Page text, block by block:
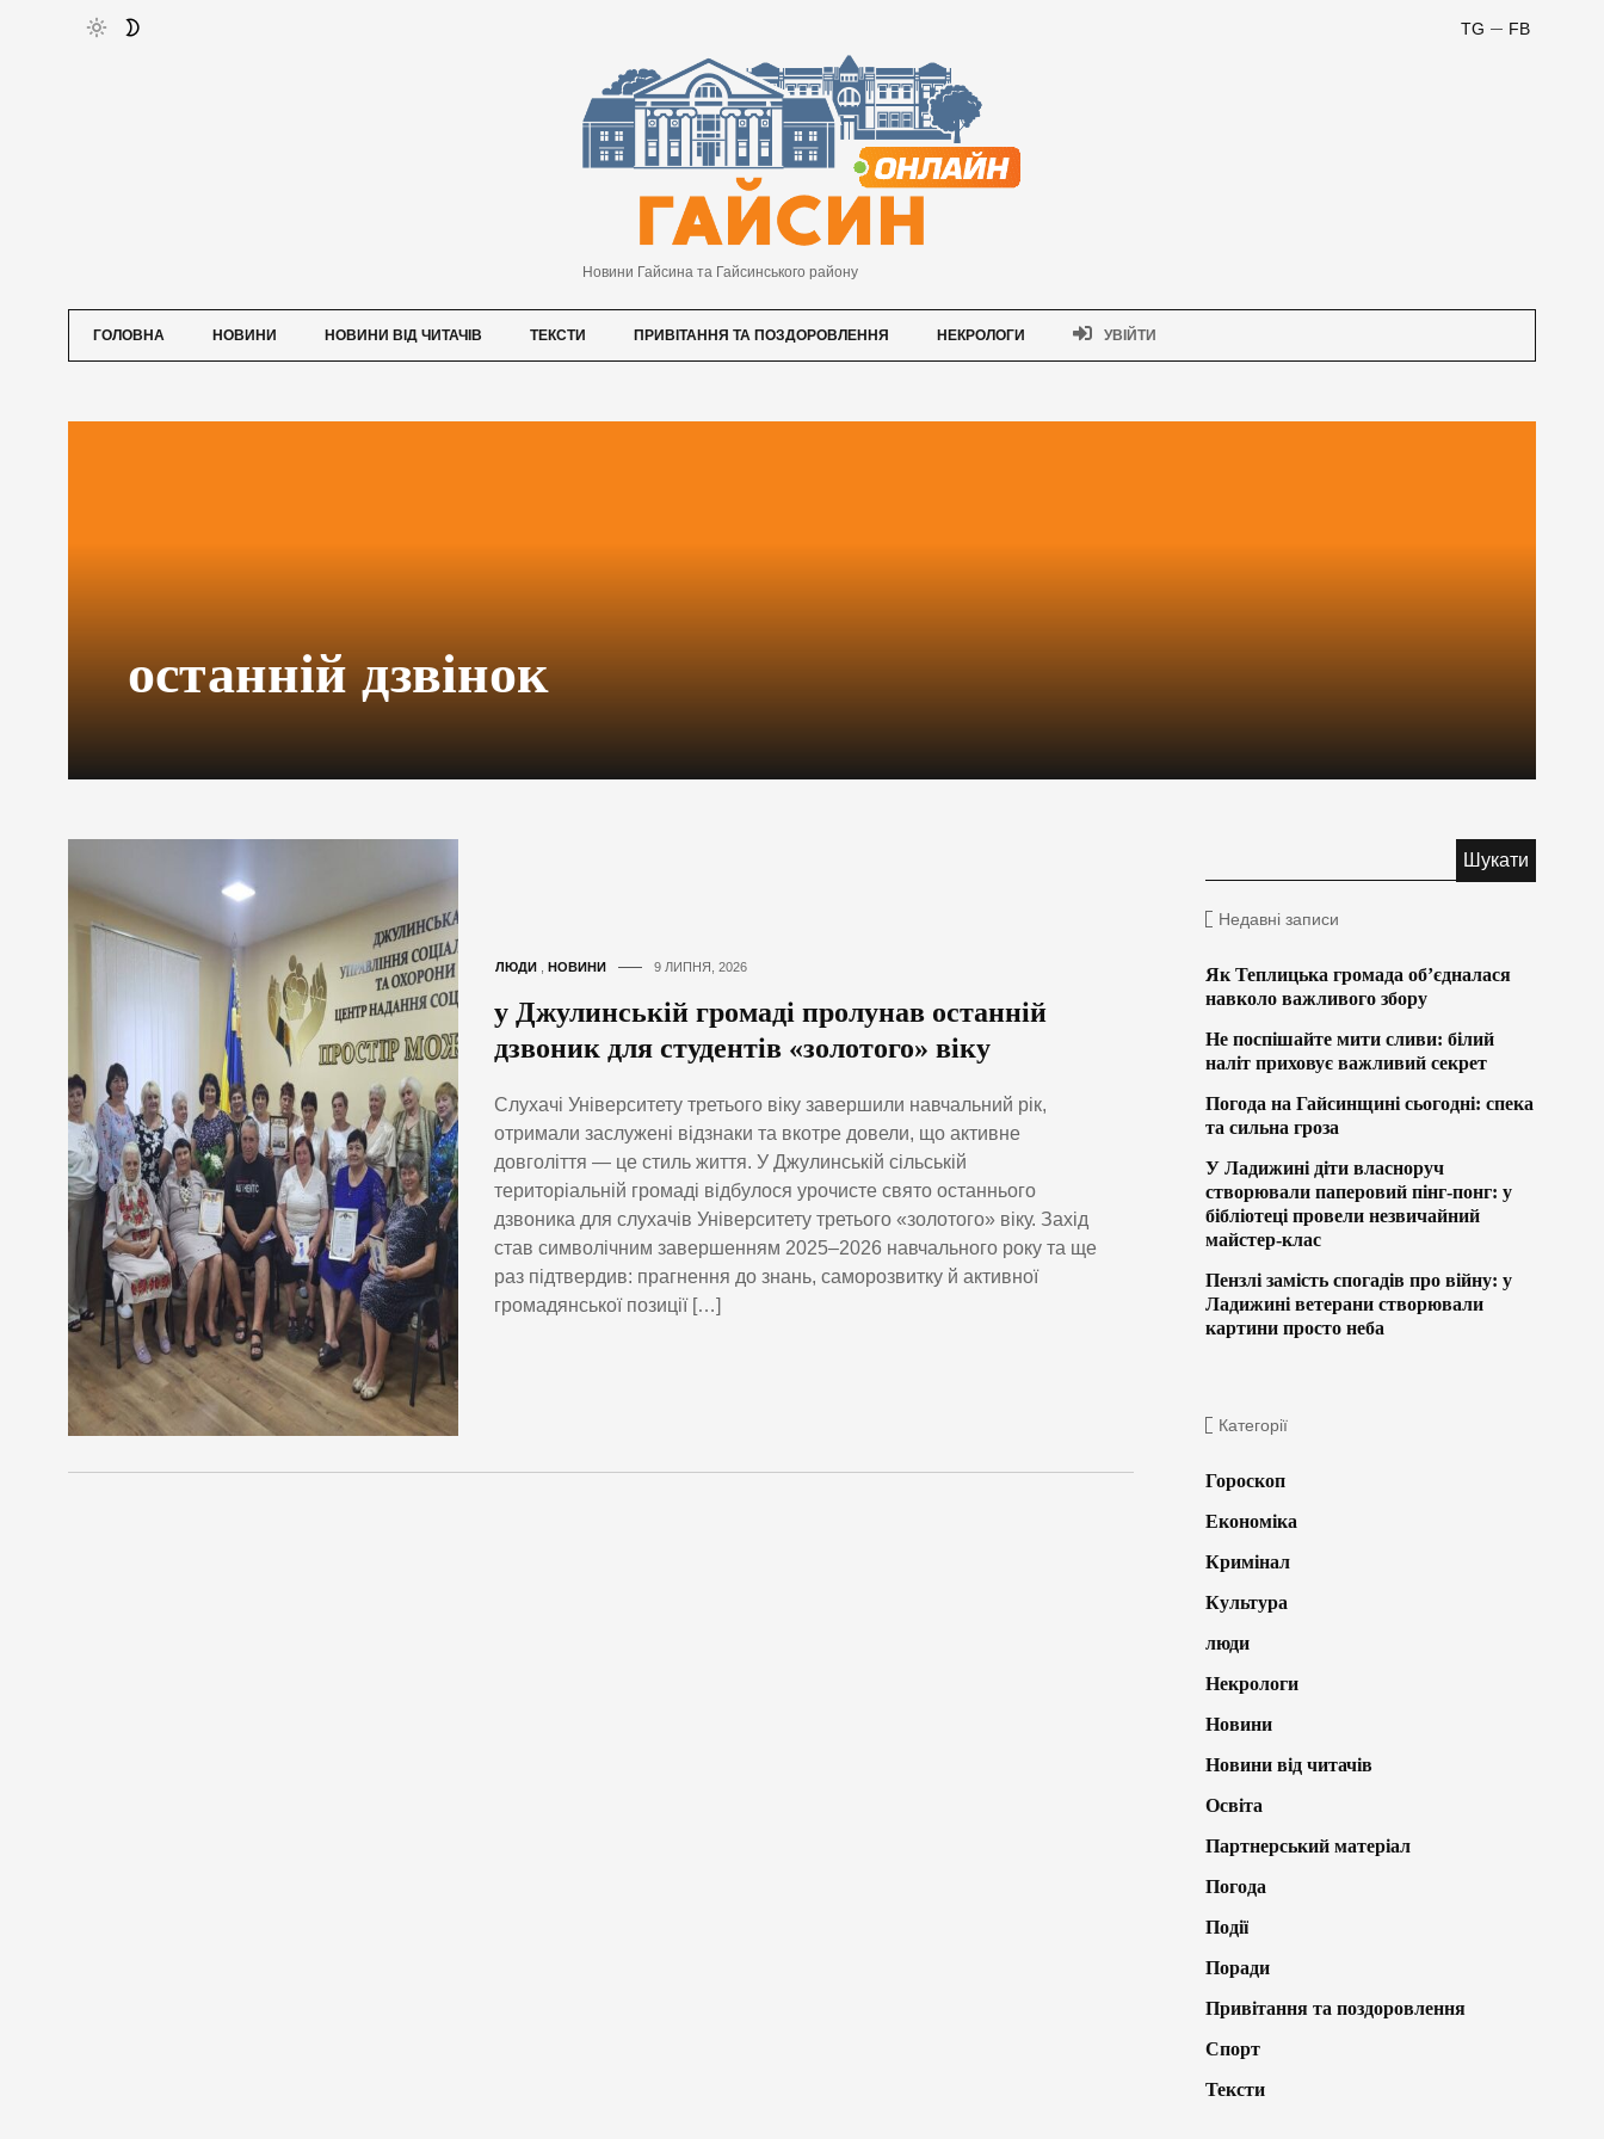
FB
TG
Новини Гайсина та Гайсинського району
ГОЛОВНА НОВИНИ НОВИНИ ВІД ЧИТАЧІВ ТЕКСТИ ПРИВІТАННЯ ТА ПОЗДОРОВЛЕННЯ НЕКРОЛОГИ УВІЙТИ
останній дзвінок
ЛЮДИ НОВИНИ 9 ЛИПНЯ, 2026
у Джулинській громаді пролунав останній
дзвоник для студентів «золотого» віку
Слухачі Університету третього віку завершили навчальний рік,
отримали заслужені відзнаки та вкотре довели, що активне
довголіття — це стиль життя. У Джулинській сільській
територіальній громаді відбулося урочисте свято останнього
дзвоника для слухачів Університету третього «золотого» віку. Захід
став символічним завершенням 2025–2026 навчального року та ще
раз підтвердив: прагнення до знань, саморозвитку й активної
громадянської позиції […]
Недавні записи
Як Теплицька громада об’єдналася
навколо важливого збору
Не поспішайте мити сливи: білий
наліт приховує важливий секрет
Погода на Гайсинщині сьогодні: спека
та сильна гроза
У Ладижині діти власноруч
створювали паперовий пінг-понг: у
бібліотеці провели незвичайний
майстер-клас
Пензлі замість спогадів про війну: у
Ладижині ветерани створювали
картини просто неба
Категорії
Гороскоп
Економіка
Кримінал
Культура
люди
Некрологи
Новини
Новини від читачів
Освіта
Партнерський матеріал
Погода
Події
Поради
Привітання та поздоровлення
Спорт
Тексти